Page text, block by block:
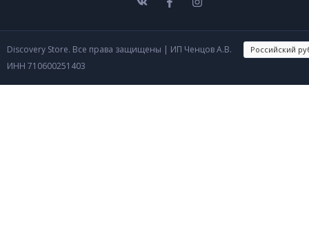
Discovery Store. Все права защищены | ИП Ченцов А.В.
ИНН 710600251403